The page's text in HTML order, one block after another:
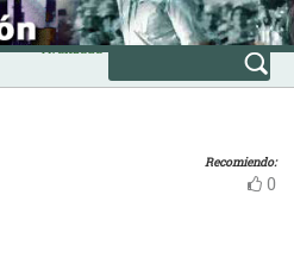
Avanzada
Recomiendo:
0